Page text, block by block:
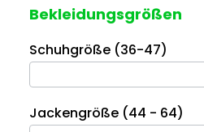
Bekleidungsgrößen
Schuhgröße (36-47)
Jackengröße (44 - 64)